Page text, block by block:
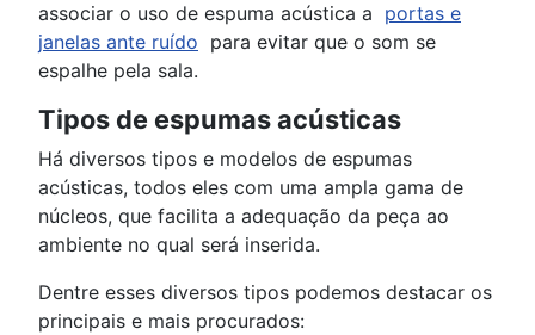
associar o uso de espuma acústica a portas e
janelas ante ruído para evitar que o som se
espalhe pela sala.
Tipos de espumas acústicas
Há diversos tipos e modelos de espumas
acústicas, todos eles com uma ampla gama de
núcleos, que facilita a adequação da peça ao
ambiente no qual será inserida.
Dentre esses diversos tipos podemos destacar os
principais e mais procurados: